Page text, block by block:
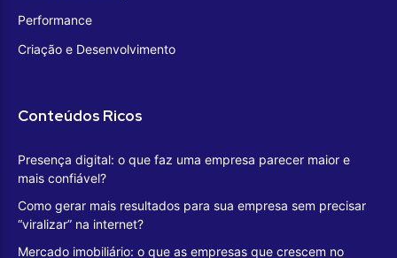
Performance
Criação e Desenvolvimento
Conteúdos Ricos
Presença digital: o que faz uma empresa parecer maior e
mais confiável?
Como gerar mais resultados para sua empresa sem precisar
“viralizar” na internet?
Mercado imobiliário: o que as empresas que crescem no